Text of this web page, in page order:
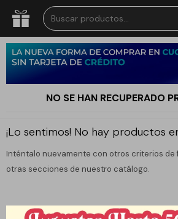
NO SE HAN RECUPERADO
¡Lo sentimos! No hay productos
Inténtalo nuevamente con otros criterios de
otras secciones de nuestro catálogo.
Filtrando por: Infanti